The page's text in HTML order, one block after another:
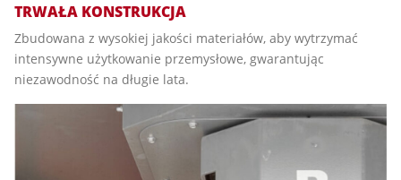
TRWAŁA KONSTRUKCJA
Zbudowana z wysokiej jakości materiałów, aby wytrzymać
intensywne użytkowanie przemysłowe, gwarantując
niezawodność na długie lata.